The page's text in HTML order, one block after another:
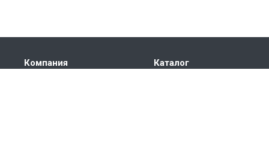
Компания Каталог